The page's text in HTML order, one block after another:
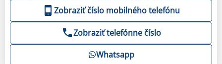
Zobraziť číslo mobilného telefónu
Zobraziť telefónne číslo
Whatsapp